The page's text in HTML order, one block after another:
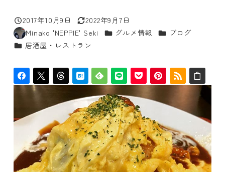
投稿日
2017年10月9日
更新日
2022年9月7日
著
者
Minako 'NEPPIE' Seki カテゴリー
グルメ情報 カテゴリー
ブログ
カテゴリー
居酒屋・レストラン